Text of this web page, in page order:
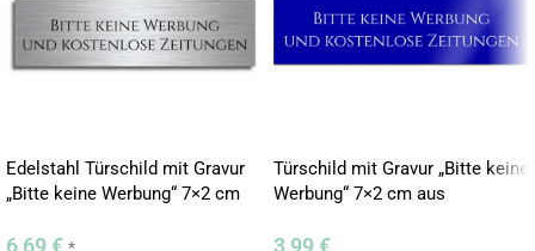
Du den Eindruck hast, dass die Klingel nicht passen sollte – ist
darauf zu achten, dass zuerst das Klingelschild und erst dann die
Klingel montiert wird. Dies ist bewusst so, da einige Modelle nach
Edelstahl Türschild mit Gravur
„Bitte keine Werbung“ 7×2 cm
6,69 €
Türschild mit Gravur „Bitte keine
Werbung“ 7×2 cm aus
3,99 €